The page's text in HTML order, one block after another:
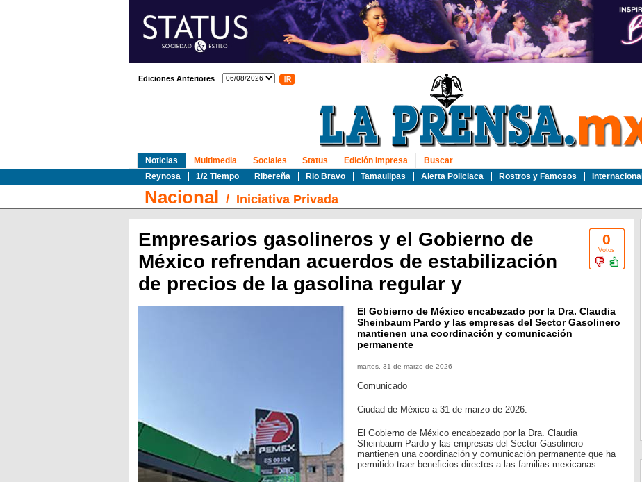
Ediciones Anteriores
Noticias
Reynosa
1/2 Tiempo Ribereña Rio Bravo Tamaulipas Alerta Policiaca Rostros y Famosos Internacional
Multimedia Sociales Status Edición Impresa Buscar
Nacional / Iniciativa Privada
0
Votos
Empresarios gasolineros y el Gobierno de
México refrendan acuerdos de estabilización
de precios de la gasolina regular y
El Gobierno de México encabezado por la Dra. Claudia
Sheinbaum Pardo y las empresas del Sector Gasolinero
mantienen una coordinación y comunicación
permanente
martes, 31 de marzo de 2026
Comunicado
Ciudad de México a 31 de marzo de 2026.
El Gobierno de México encabezado por la Dra. Claudia
Sheinbaum Pardo y las empresas del Sector Gasolinero
mantienen una coordinación y comunicación permanente que ha
permitido traer beneficios directos a las familias mexicanas.